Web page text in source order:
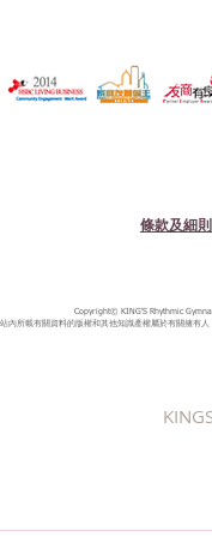
條款及細則
Copyright© KING'S Rhythmic
內所載有關資料的版權和其他知識產權屬於有關擁有